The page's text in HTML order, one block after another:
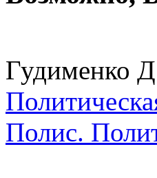
Гудименко
Полис.